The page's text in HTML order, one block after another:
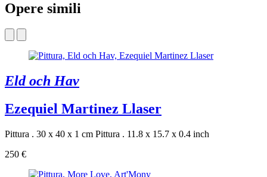
Opere simili
Eld och Hav
Ezequiel Martinez Llaser
Pittura . 30 x 40 x 1 cm Pittura . 11.8 x 15.7 x 0.4 inch
250 €